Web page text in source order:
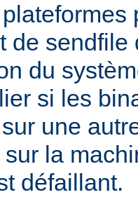
de
du
si les
une
la
défaillant.